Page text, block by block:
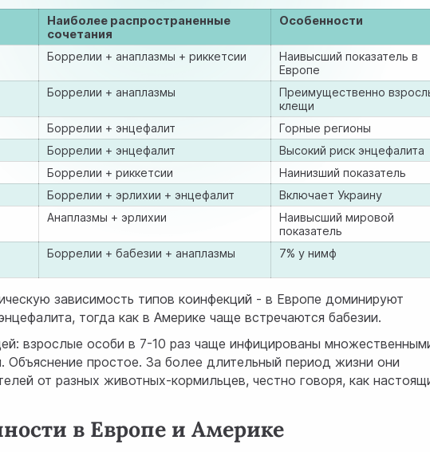
Наиболее распространенные
сочетания
Особенности
Боррелии + анаплазмы + риккетсии
Наивысший показатель в
Европе
Боррелии + анаплазмы
Преимущественно
клещи
Боррелии + энцефалит
Горные регионы
Боррелии + энцефалит
Высокий риск энцефалита
Боррелии + риккетсии
Наинизший показатель
Боррелии + эрлихии + энцефалит
Включает Украину
Анаплазмы + эрлихии
Наивысший мировой
показатель
Боррелии + бабезии + анаплазмы 7% у нимф
зависимость типов коинфекций - в Европе доминируют
тогда как в Америке чаще встречаются бабезии.
взрослые особи в 7-10 раз чаще инфицированы
Объяснение простое. За более длительный период жизни они
от разных животных-кормильцев, честно говоря, как
в Европе и Америке